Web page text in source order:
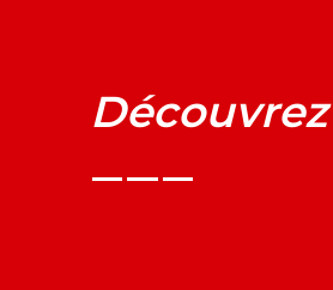
Découvrez